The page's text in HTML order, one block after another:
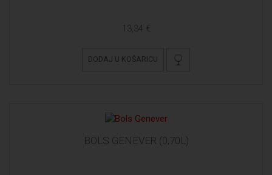
13,34 €
DODAJ U KOŠARICU
BOLS GENEVER (0,70L)